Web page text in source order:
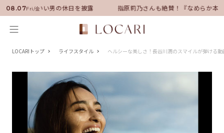
08.07Fri/金
に就任！いい男の休日を披露 指原莉乃さんも絶賛！『なめらか本
LOCARIトップ ライフスタイル ヘルシーな美しさ！長谷川潤のスマイルが弾ける